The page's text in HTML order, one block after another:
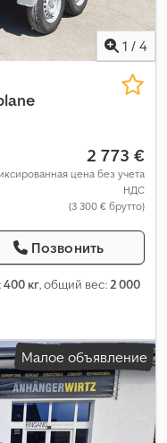
1 / 4
2 773 €
цена без учета
НДС
(3 300 € брутто)
Позвонить
400 кг, общий вес:2 000
Малое объявление